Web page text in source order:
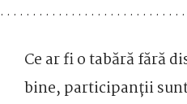
Ce ar fi o tabără fără
bine, participanții